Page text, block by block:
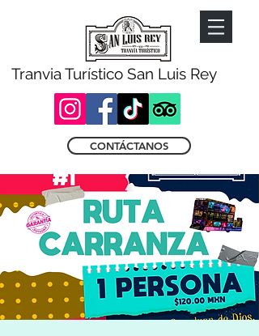
Tranvia Turístico San Luis Rey
CONTÁCTANOS